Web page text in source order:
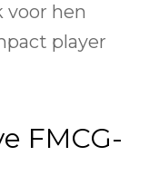
voor hen
player
FMCG-